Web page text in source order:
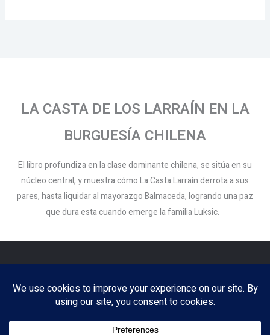
LA CASTA DE LOS LARRAÍN EN LA
BURGUESÍA CHILENA
El libro profundiza en la clase dominante chilena, se sitúa en su
núcleo central, y muestra cómo La Casta Larraín derrota a sus
pares, hasta liquidar al mayorazgo Balmaceda, logrando una paz
que dura esta cuando emerge la familia Luksic.
Copyright © 2026 Patricio Altamirano